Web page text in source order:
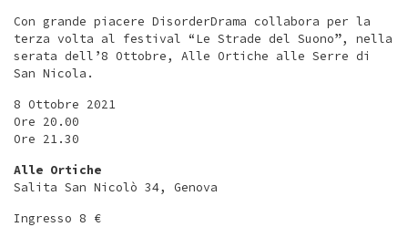
Con grande piacere DisorderDrama collabora per la
terza volta al festival “Le Strade del Suono”, nella
serata dell’8 Ottobre, Alle Ortiche alle Serre di
San Nicola.
8 Ottobre 2021
Ore 20.00
Ore 21.30
Alle Ortiche
Salita San Nicolò 34, Genova
Ingresso 8 €